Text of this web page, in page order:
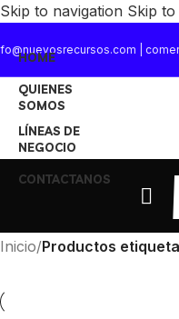
Skip to navigation Skip
|
HOME
QUIENES
SOMOS
LÍNEAS DE
NEGOCIO
CONTACTANOS
Inicio/Productos